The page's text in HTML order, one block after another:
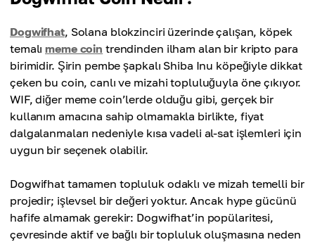
Dogwifhat, Solana blokzinciri üzerinde çalışan, köpek
temalımeme coin trendinden ilham alan bir kripto para
birimidir. Şirin pembe şapkalı Shiba Inu köpeğiyle dikkat
çeken bu coin, canlı ve mizahi topluluğuyla öne çıkıyor.
WIF, diğer meme coin’lerde olduğu gibi, gerçek bir
kullanım amacına sahip olmamakla birlikte, fiyat
dalgalanmaları nedeniyle kısa vadeli al-sat işlemleri için
uygun bir seçenek olabilir.
Dogwifhat tamamen topluluk odaklı ve mizah temelli bir
projedir; işlevsel bir değeri yoktur. Ancak hype gücünü
hafife almamak gerekir: Dogwifhat’in popülaritesi,
çevresinde aktif ve bağlı bir topluluk oluşmasına neden